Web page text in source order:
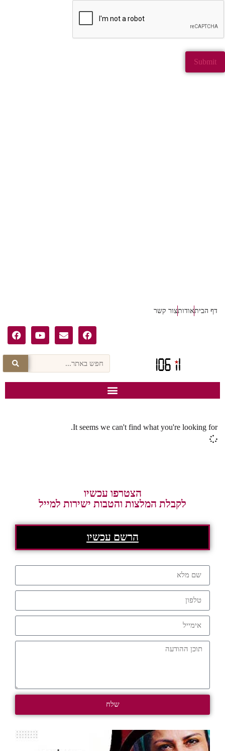
דף הביתאודותצור קשר
It seems we can't find what you're looking for.
הצטרפו עכשיו
לקבלת המלצות והטבות ישירות למייל
הרשם עכשיו
שלח